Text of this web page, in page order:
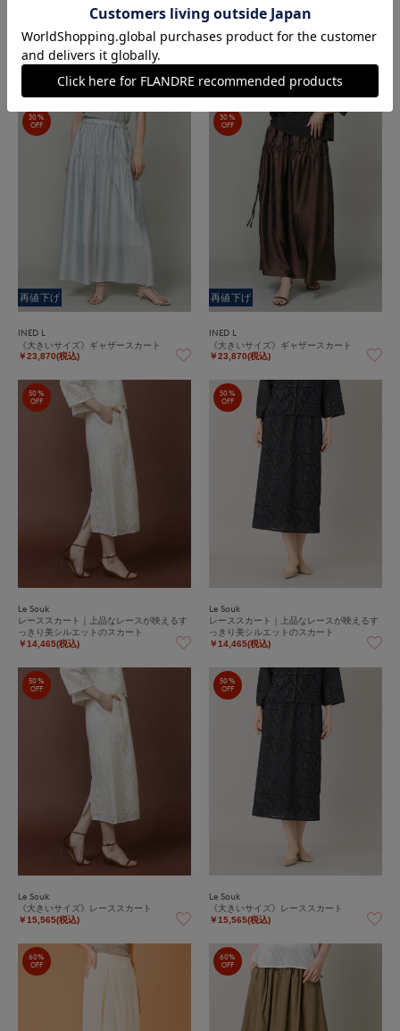
INED
ギャザースカート
￥22,330(税込)
再値下げ
ギャザースカート
￥22,330(税込)
30%
OFF
再値下げ
INED L
《大きいサイズ》ギャザースカート
￥23,870(税込)
30%
OFF
再値下げ
INED L
《大きいサイズ》ギャザースカート
￥23,870(税込)
50%
OFF
Le Souk
レーススカート｜上品なレースが映えるす
っきり美シルエットのスカート
￥14,465(税込)
50%
OFF
Le Souk
レーススカート｜上品なレースが映えるす
っきり美シルエットのスカート
￥14,465(税込)
50%
OFF
Le Souk
《大きいサイズ》レーススカート
￥15,565(税込)
50%
OFF
Le Souk
《大きいサイズ》レーススカート
￥15,565(税込)
60%
OFF
60%
OFF